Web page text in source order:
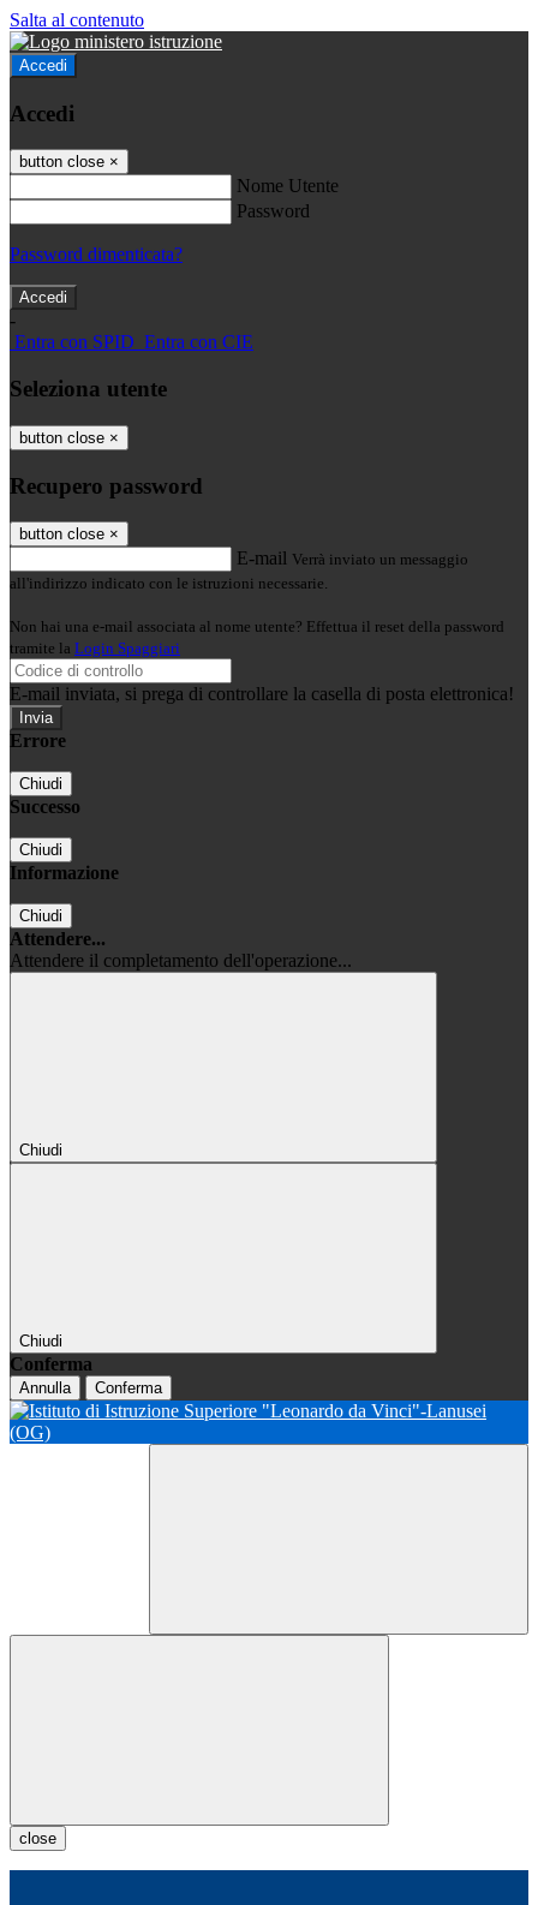
Salta al contenuto
Accedi
Accedi
button close ×
Nome Utente
Password
Password dimenticata?
-
Entra con SPID Entra con CIE
Seleziona utente
button close ×
Recupero password
button close ×
E-mail Verrà inviato un messaggio
all'indirizzo indicato con le istruzioni necessarie.
Non hai una e-mail associata al nome utente? Effettua il reset della password
tramite la Login Spaggiari
E-mail inviata, si prega di controllare la casella di posta elettronica!
Errore
Chiudi
Successo
Chiudi
Informazione
Chiudi
Attendere...
Attendere il completamento dell'operazione...
Chiudi
Chiudi
Conferma
Annulla Conferma
close